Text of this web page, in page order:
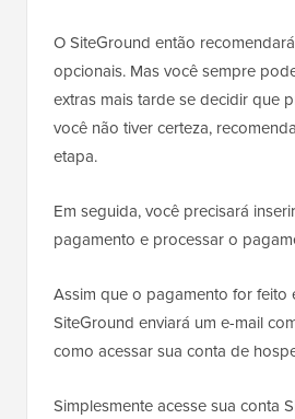
O SiteGround então
opcionais. Mas você sempre
extras mais tarde se decidir que
você não tiver certeza,
etapa.
Em seguida, você precisará
pagamento e processar o
Assim que o pagamento for feito
SiteGround enviará um e-mail
como acessar sua conta de
Simplesmente acesse sua conta